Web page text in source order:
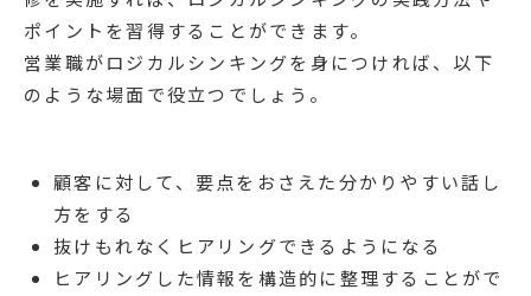
ポイントを習得することができます。
営業職がロジカルシンキングを身につければ、以下
のような場面で役立つでしょう。
顧客に対して、要点をおさえた分かりやすい話し
方をする
抜けもれなくヒアリングできるようになる
ヒアリングした情報を構造的に整理することがで